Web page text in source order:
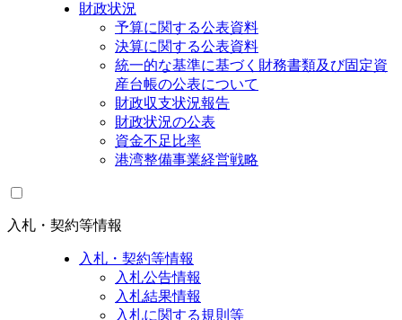
財政状況
予算に関する公表資料
決算に関する公表資料
統一的な基準に基づく財務書類及び固定資
産台帳の公表について
財政収支状況報告
財政状況の公表
資金不足比率
港湾整備事業経営戦略
入札・契約等情報
入札・契約等情報
入札公告情報
入札結果情報
入札に関する規則等